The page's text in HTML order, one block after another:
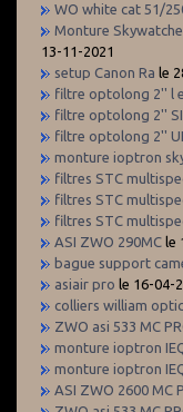
WO white cat 51/
Monture
13-11-2021
setup Canon Ra le
filtre optolong 2'' l
filtre optolong 2''
filtre optolong 2''
monture ioptron
filtres STC
filtres STC
filtres STC
ASI ZWO 290MC le
bague support
asiair pro le 16-04-
colliers william
ZWO asi 533 MC
monture ioptron
monture ioptron
ASI ZWO 2600 MC